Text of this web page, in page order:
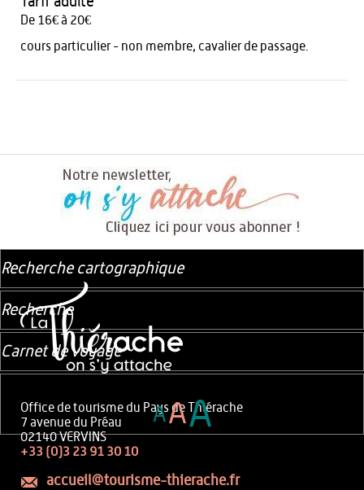
De 16€ à 20€
cours particulier - non membre, cavalier de passage.
Office de tourisme du Pays de Thiérache
7 avenue du Préau
02140 VERVINS
+33 (0)3 23 91 30 10
accueil@tourisme-thierache.fr
Recherche cartographique
Recherche
Carnet de voyage
AAA